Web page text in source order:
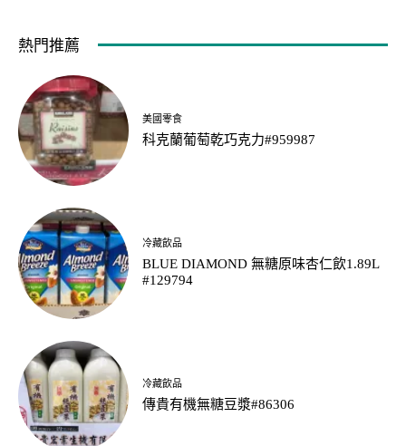
熱門推薦
美國零食
科克蘭葡萄乾巧克力#959987
冷藏飲品
BLUE DIAMOND 無糖原味杏仁飲1.89L
#129794
冷藏飲品
傳貴有機無糖豆漿#86306